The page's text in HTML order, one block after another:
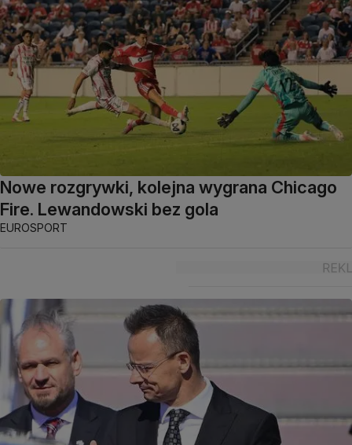
Nowe rozgrywki, kolejna wygrana Chicago
Fire. Lewandowski bez gola
EUROSPORT